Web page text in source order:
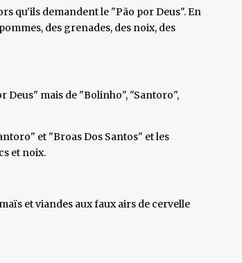
qu'ils demandent le "Pão por Deus". En
des grenades, des noix, des
Deus" mais de "Bolinho", "Santoro",
et "Broas Dos Santos" et les
et noix.
et viandes aux faux airs de cervelle